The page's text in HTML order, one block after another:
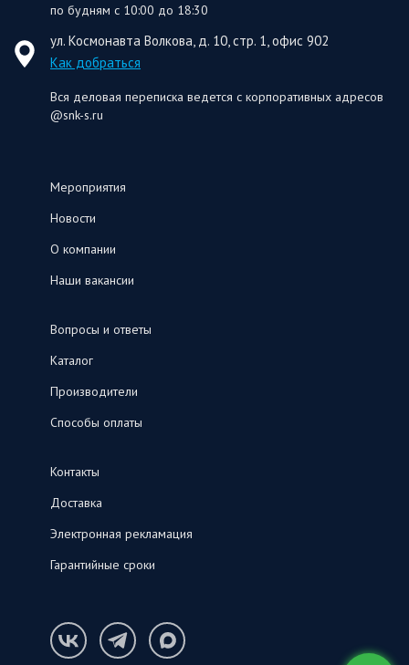
по будням с 10:00 до 18:30
ул. Космонавта Волкова, д. 10, стр. 1, офис 902
Как добраться
Вся деловая переписка ведется с корпоративных адресов
@snk-s.ru
Мероприятия
Новости
О компании
Наши вакансии
Вопросы и ответы
Каталог
Производители
Способы оплаты
Контакты
Доставка
Электронная рекламация
Гарантийные сроки